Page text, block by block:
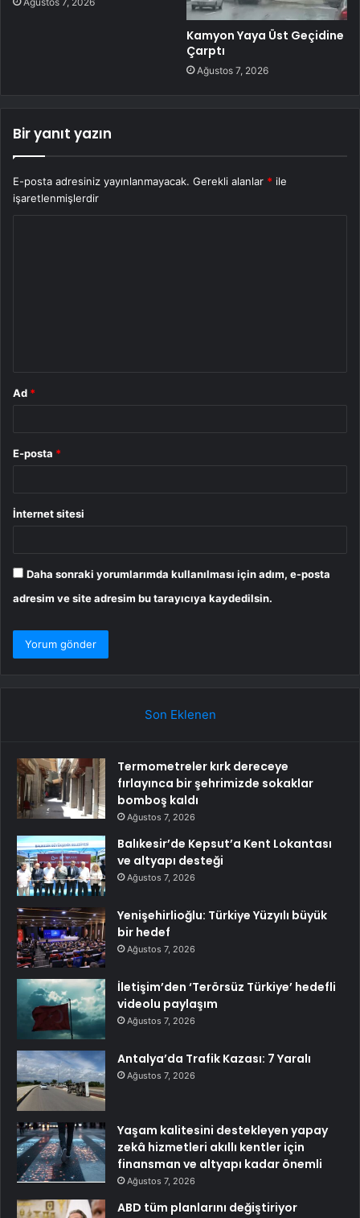
Kamyon Yaya Üst Geçidine
Çarptı
Ağustos 7, 2026
Bir yanıt yazın
E-posta adresiniz yayınlanmayacak. Gerekli alanlar * ile
işaretlenmişlerdir
Ad *
E-posta *
İnternet sitesi
Daha sonraki yorumlarımda kullanılması için adım, e-posta
adresim ve site adresim bu tarayıcıya kaydedilsin.
Son Eklenen
Termometreler kırk dereceye
fırlayınca bir şehrimizde sokaklar
bomboş kaldı
Ağustos 7, 2026
Balıkesir’de Kepsut’a Kent Lokantası
ve altyapı desteği
Ağustos 7, 2026
Yenişehirlioğlu: Türkiye Yüzyılı büyük
bir hedef
Ağustos 7, 2026
İletişim’den ‘Terörsüz Türkiye’ hedefli
videolu paylaşım
Ağustos 7, 2026
Antalya’da Trafik Kazası: 7 Yaralı
Ağustos 7, 2026
Yaşam kalitesini destekleyen yapay
zekâ hizmetleri akıllı kentler için
finansman ve altyapı kadar önemli
Ağustos 7, 2026
ABD tüm planlarını değiştiriyor